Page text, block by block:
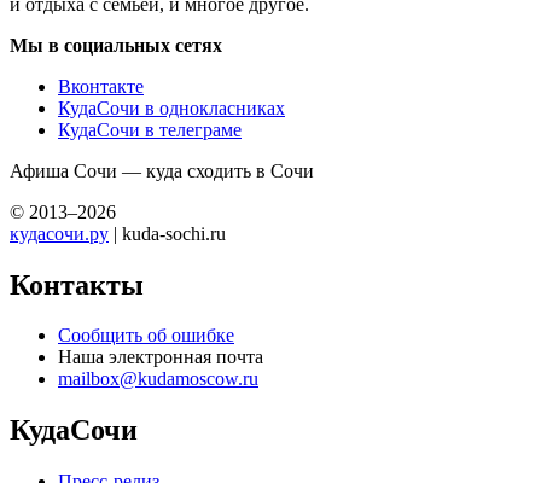
Мы в социальных сетях
Вконтакте
КудаСочи в однокласниках
КудаСочи в телеграме
Афиша Сочи — куда сходить в Сочи
© 2013–2026
кудасочи.ру | kuda-sochi.ru
Контакты
Сообщить об ошибке
Наша электронная почта
mailbox@kudamoscow.ru
КудаСочи